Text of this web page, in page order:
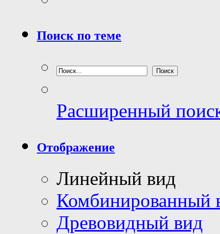
Поиск по теме
Расширенный
Отображение
Линейный вид
Комбинированный
Древовидный вид